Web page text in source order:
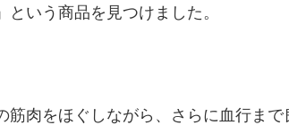
」という商品を見つけました。
筋肉をほぐしながら、さらに血行ま